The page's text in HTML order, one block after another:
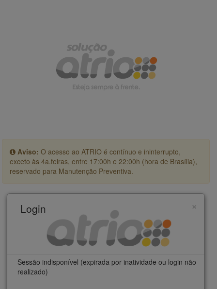
Aviso: O acesso ao ATRIO é contínuo e ininterrupto,
exceto às 4a.feiras, entre 17:00h e 22:00h (hora de Brasília),
reservado para Manutenção Preventiva.
×
Login
Sessão indisponível (expirada por inatividade ou login não
realizado)